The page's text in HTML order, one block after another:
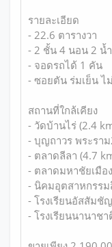
รายละเอียด
- 22.6 ตารางวา
- 2 ชั้น 4 นอน 2 น้ำ
- จอดรถได้ 1 คัน
- ซอยตัน ร่มเย็น ไ
สถานที่ใกล้เคียง
- วัดบ้านไร่ (2.4
- บุญถาวร พระรา
- ตลาดลีลา (4.7
- ตลาดมหาชัยเมือ
- นิคมอุตสาหกรรม
- โรงเรียนอัสสัมชั
- โรงเรียนนานาช